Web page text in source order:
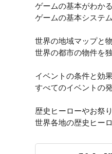
ゲームの基本がわかる
ゲームの基本システ
世界の地域マップと
世界の都市の物件を
イベントの条件と効
すべてのイベントの
歴史ヒーローやお祭
世界各地の歴史ヒー